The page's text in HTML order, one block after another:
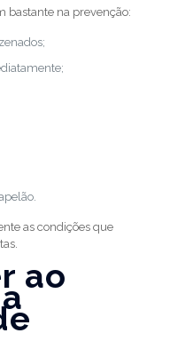
bastante na prevenção:
as condições que
ao